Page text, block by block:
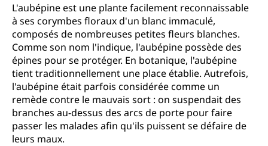
L'aubépine est une plante facilement reconnaissable
à ses corymbes floraux d'un blanc immaculé,
composés de nombreuses petites fleurs blanches.
Comme son nom l'indique, l'aubépine possède des
épines pour se protéger. En botanique, l'aubépine
tient traditionnellement une place établie. Autrefois,
l'aubépine était parfois considérée comme un
remède contre le mauvais sort : on suspendait des
branches au-dessus des arcs de porte pour faire
passer les malades afin qu'ils puissent se défaire de
leurs maux.